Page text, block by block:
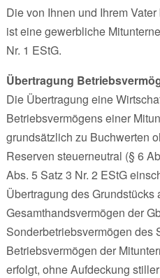
Die von Ihnen und Ihrem
ist eine gewerbliche
Nr. 1 EStG.
Übertragung
Die Übertragung eine
Betriebsvermögens einer
grundsätzlich zu Buchwerten
Reserven steuerneutral (§ 6
Abs. 5 Satz 3 Nr. 2 EStG
Übertragung des Grundstücks
Gesamthandsvermögen der
Sonderbetriebsvermögen des
Betriebsvermögen der
erfolgt, ohne Aufdeckung